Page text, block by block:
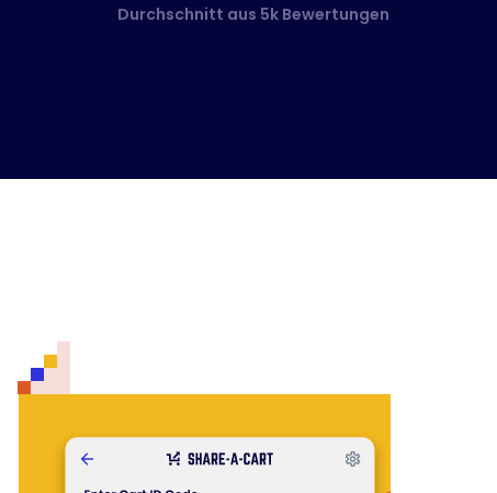
Durchschnitt aus 5k Bewertungen